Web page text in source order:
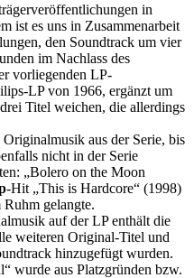
in
ist es uns in Zusammenarbeit
den Soundtrack um vier
im Nachlass des
vorliegenden LP-
LP von 1966, ergänzt um
Titel weichen, die allerdings
aus der Serie, bis
nicht in der Serie
„Bolero on the Moon
-Hit „This is Hardcore“ (1998)
Ruhm gelangte.
auf der LP enthält die
weiteren Original-Titel und
hinzugefügt wurden.
wurde aus Platzgründen bzw.